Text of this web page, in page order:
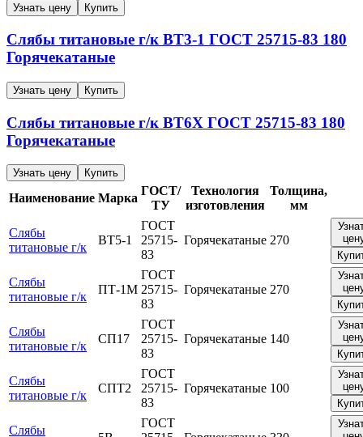
Узнать цену Купить
Слябы титановые г/к ВТ3-1 ГОСТ 25715-83 180
Горячекатаные
Узнать цену Купить
Слябы титановые г/к ВТ6Х ГОСТ 25715-83 180
Горячекатаные
Узнать цену Купить
Наименование Марка
ГОСТ/
ТУ
Технология
изготовления
Толщина,
мм
Слябы
титановые г/к
ВТ5-1
ГОСТ
25715-
83
Горячекатаные 270
Слябы
титановые г/к
ПТ-1М
ГОСТ
25715-
83
Горячекатаные 270
Слябы
титановые г/к
СП17
ГОСТ
25715-
83
Горячекатаные 140
Слябы
титановые г/к
СПТ2
ГОСТ
25715-
83
Горячекатаные 100
Слябы
ГОСТ